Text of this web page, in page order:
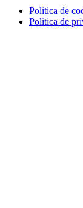
Politica de
Politica de